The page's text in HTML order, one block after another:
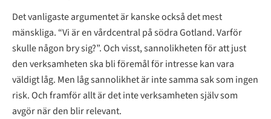
Det vanligaste argumentet är kanske också det mest
mänskliga. “Vi är en vårdcentral på södra Gotland. Varför
skulle någon bry sig?”. Och visst, sannolikheten för att just
den verksamheten ska bli föremål för intresse kan vara
väldigt låg. Men låg sannolikhet är inte samma sak som ingen
risk. Och framför allt är det inte verksamheten själv som
avgör när den blir relevant.